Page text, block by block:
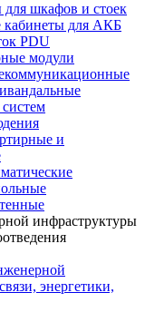
для шкафов и стоек
кабинеты для АКБ
PDU
модули
и
инфраструктуры
энергетики,